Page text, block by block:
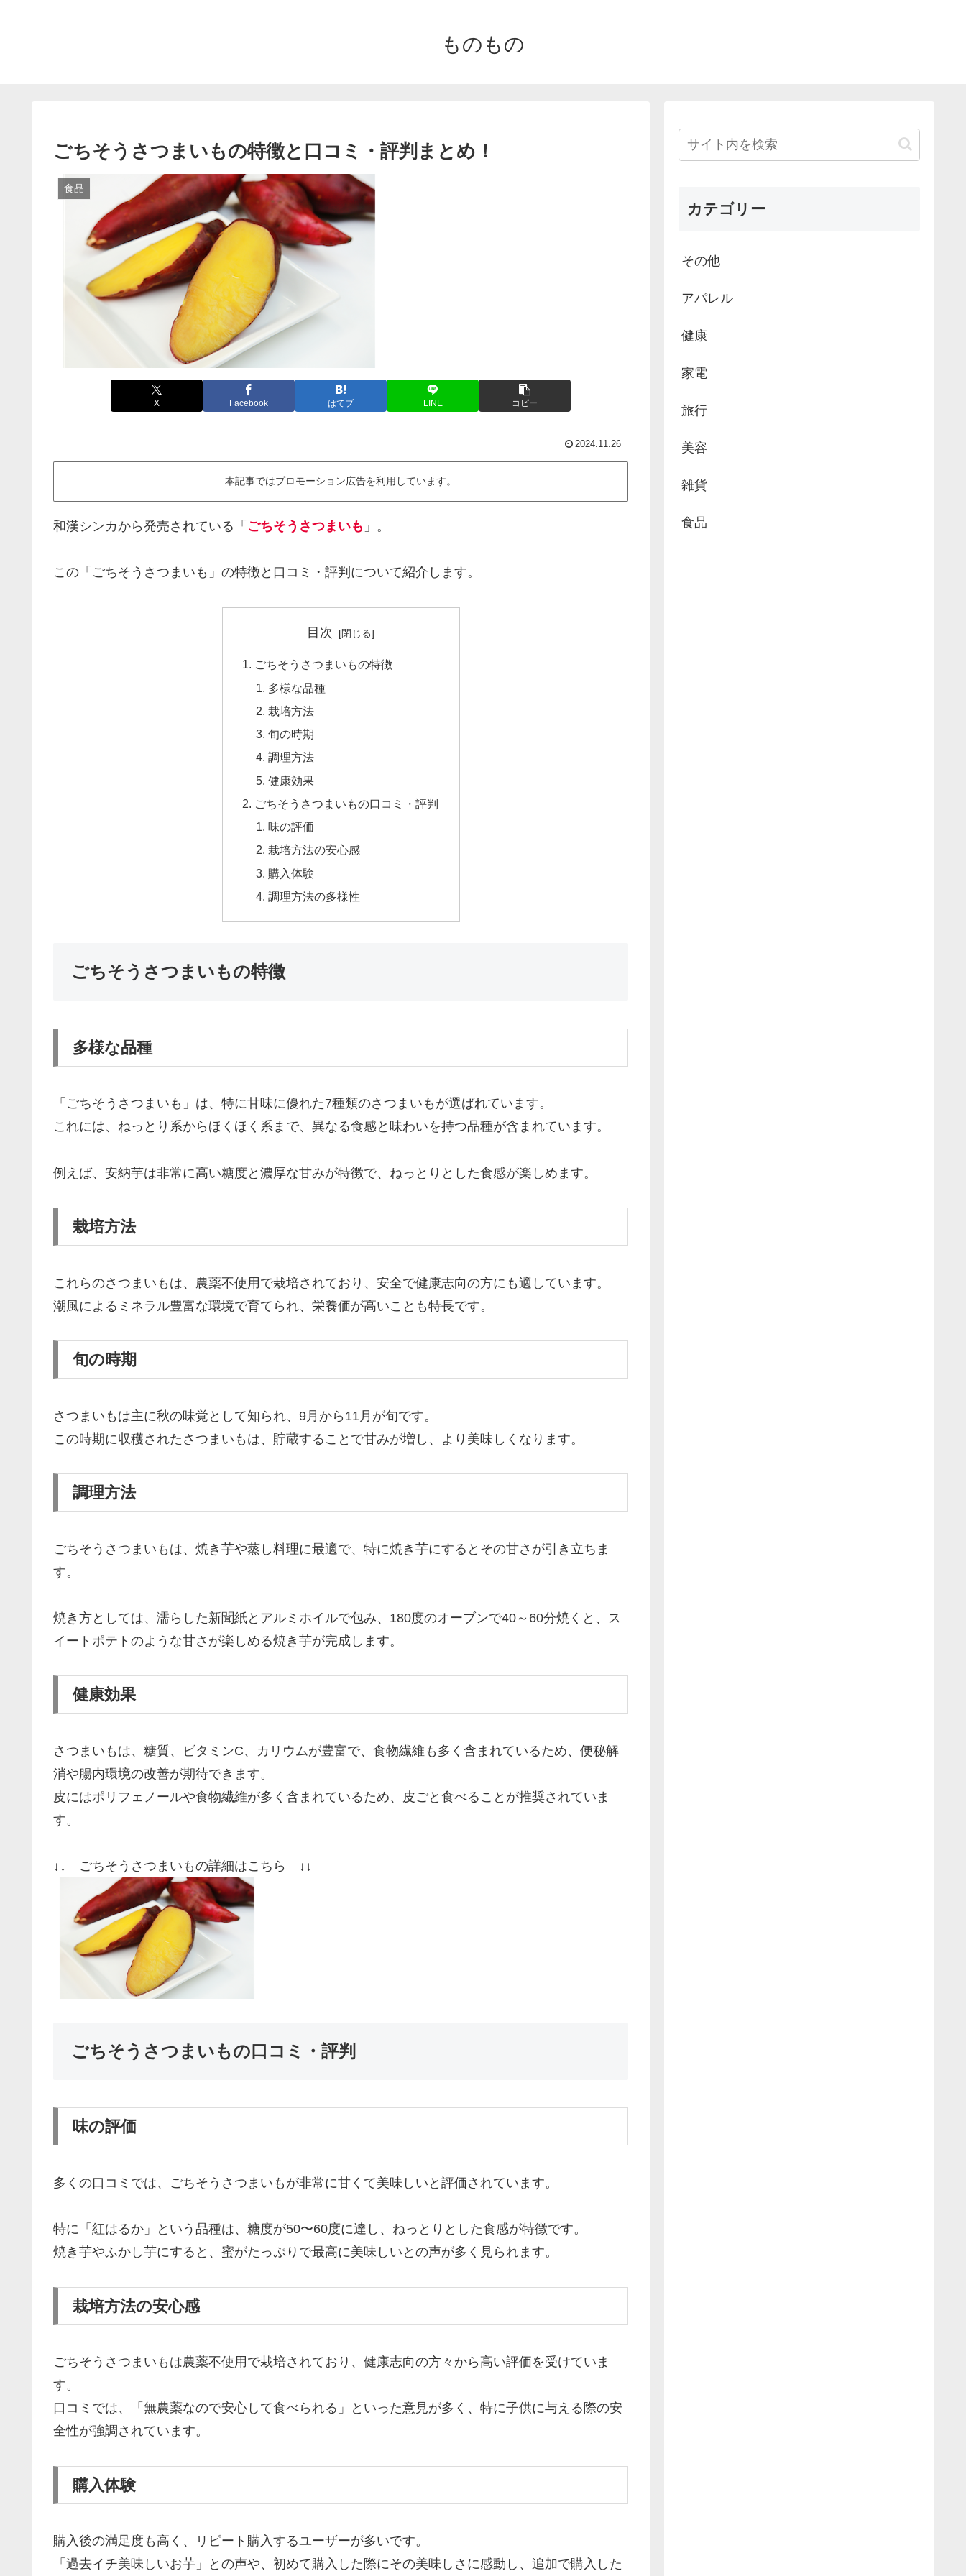
ものもの
ごちそうさつまいもの特徴と口コミ・評判まとめ！
食品
X Facebook はてブ LINE コピー
2024.11.26
本記事ではプロモーション広告を利用しています。
和漢シンカから発売されている「 ごちそうさつまいも 」。
この「ごちそうさつまいも」の特徴と口コミ・評判について紹介します。
目次
ごちそうさつまいもの特徴
多様な品種
栽培方法
旬の時期
調理方法
健康効果
ごちそうさつまいもの口コミ・評判
味の評価
栽培方法の安心感
購入体験
調理方法の多様性
ごちそうさつまいもの特徴
多様な品種
「ごちそうさつまいも」は、特に甘味に優れた7種類のさつまいもが選ばれています。
これには、ねっとり系からほくほく系まで、異なる食感と味わいを持つ品種が含まれています。
例えば、安納芋は非常に高い糖度と濃厚な甘みが特徴で、ねっとりとした食感が楽しめます。
栽培方法
これらのさつまいもは、農薬不使用で栽培されており、安全で健康志向の方にも適しています。
潮風によるミネラル豊富な環境で育てられ、栄養価が高いことも特長です。
旬の時期
さつまいもは主に秋の味覚として知られ、9月から11月が旬です。
この時期に収穫されたさつまいもは、貯蔵することで甘みが増し、より美味しくなります。
調理方法
ごちそうさつまいもは、焼き芋や蒸し料理に最適で、特に焼き芋にするとその甘さが引き立ちま
す。
焼き方としては、濡らした新聞紙とアルミホイルで包み、180度のオーブンで40～60分焼くと、ス
イートポテトのような甘さが楽しめる焼き芋が完成します。
健康効果
さつまいもは、糖質、ビタミンC、カリウムが豊富で、食物繊維も多く含まれているため、便秘解
消や腸内環境の改善が期待できます。
皮にはポリフェノールや食物繊維が多く含まれているため、皮ごと食べることが推奨されていま
す。
↓↓ ごちそうさつまいもの詳細はこちら ↓↓
ごちそうさつまいもの口コミ・評判
味の評価
多くの口コミでは、ごちそうさつまいもが非常に甘くて美味しいと評価されています。
特に「紅はるか」という品種は、糖度が50〜60度に達し、ねっとりとした食感が特徴です。
焼き芋やふかし芋にすると、蜜がたっぷりで最高に美味しいとの声が多く見られます。
栽培方法の安心感
ごちそうさつまいもは農薬不使用で栽培されており、健康志向の方々から高い評価を受けていま
す。
口コミでは、「無農薬なので安心して食べられる」といった意見が多く、特に子供に与える際の安
全性が強調されています。
購入体験
購入後の満足度も高く、リピート購入するユーザーが多いです。
「過去イチ美味しいお芋」との声や、初めて購入した際にその美味しさに感動し、追加で購入した
カテゴリー
その他
アパレル
健康
家電
旅行
美容
雑貨
食品